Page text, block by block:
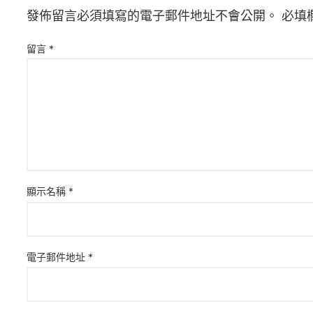
發佈留言必須填寫的電子郵件地址不會公開。 必填
留言 *
顯示名稱 *
電子郵件地址 *